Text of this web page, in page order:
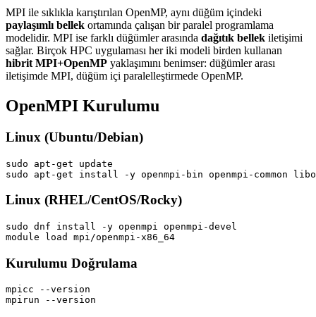
MPI ile sıklıkla karıştırılan OpenMP, aynı düğüm içindeki
paylaşımlı bellek ortamında çalışan bir paralel programlama
modelidir. MPI ise farklı düğümler arasında dağıtık bellek iletişimi
sağlar. Birçok HPC uygulaması her iki modeli birden kullanan
hibrit MPI+OpenMP yaklaşımını benimser: düğümler arası
iletişimde MPI, düğüm içi paralelleştirmede OpenMP.
OpenMPI Kurulumu
Linux (Ubuntu/Debian)
Linux (RHEL/CentOS/Rocky)
Kurulumu Doğrulama